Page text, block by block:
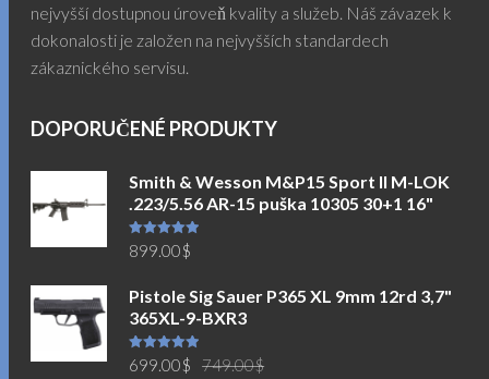
nejvyšší dostupnou úroveň kvality a služeb. Náš závazek k
dokonalosti je založen na nejvyšších standardech
zákaznického servisu.
DOPORUČENÉ PRODUKTY
Smith & Wesson M&P15 Sport II M-LOK
.223/5.56 AR-15 puška 10305 30+1 16"
Hodnocení
5.00z 5
899.00$
Pistole Sig Sauer P365 XL 9mm 12rd 3,7"
365XL-9-BXR3
Hodnocení
5.00z 5 749.00$
699.00$